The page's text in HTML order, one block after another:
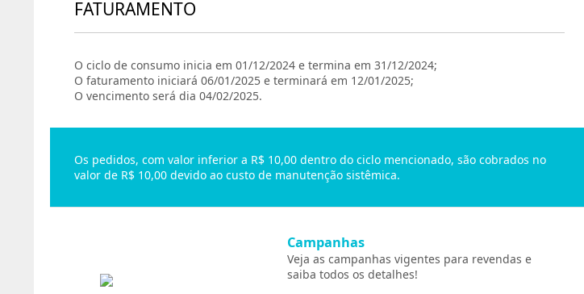
FATURAMENTO
O ciclo de consumo inicia em 01/12/2024 e termina em 31/12/2024;
O faturamento iniciará 06/01/2025 e terminará em 12/01/2025;
O vencimento será dia 04/02/2025.
Os pedidos, com valor inferior a R$ 10,00 dentro do ciclo mencionado, são cobrados no
valor de R$ 10,00 devido ao custo de manutenção sistêmica.
Campanhas
Veja as campanhas vigentes para revendas e
saiba todos os detalhes!